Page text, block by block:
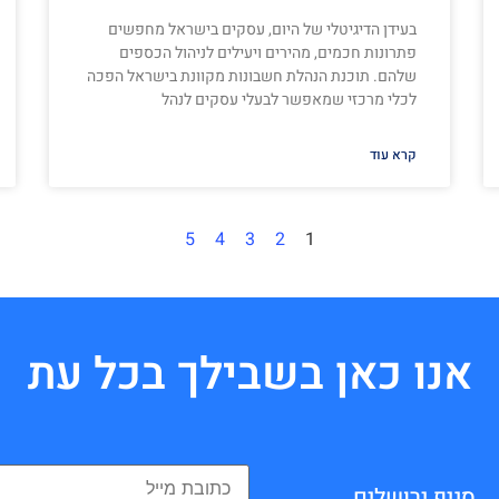
בעידן הדיגיטלי של היום, עסקים בישראל מחפשים
פתרונות חכמים, מהירים ויעילים לניהול הכספים
שלהם. תוכנת הנהלת חשבונות מקוונת בישראל הפכה
לכלי מרכזי שמאפשר לבעלי עסקים לנהל
קרא עוד
1
2
3
4
5
אנו כאן בשבילך בכל עת